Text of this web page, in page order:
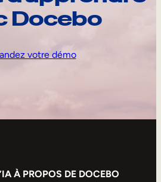
Docebo
votre démo
À PROPOS DE DOCEBO